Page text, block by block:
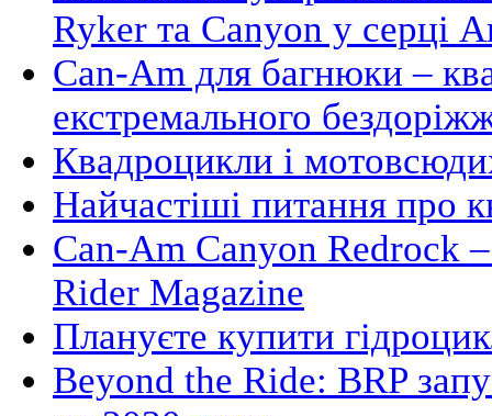
Ryker та Canyon у серці
Can-Am для багнюки –
екстремального
Квадроцикли і
Найчастіші питання про
Can-Am Canyon Redrock
Rider Magazine
Плануєте купити
Beyond the Ride: BRP